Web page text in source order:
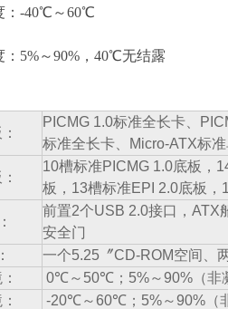
-40℃～60℃
5%～90%，40℃无结露
PICMG 1.0标准全长卡、
标准全长卡、
Micro-ATX标准
10槽标准PICMG 1.0底板，
板， 13槽标准EPI 2.0底板，
前置2个USB 2.0接口， ATX
安全门
一个5.25 〞CD-ROM空间、
0℃～ 50℃ ； 5%～90% （非
-20℃～60℃ ； 5%～90% （